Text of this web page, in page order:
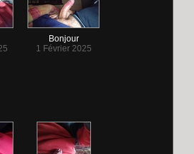
Bonjour
1 Février 2025